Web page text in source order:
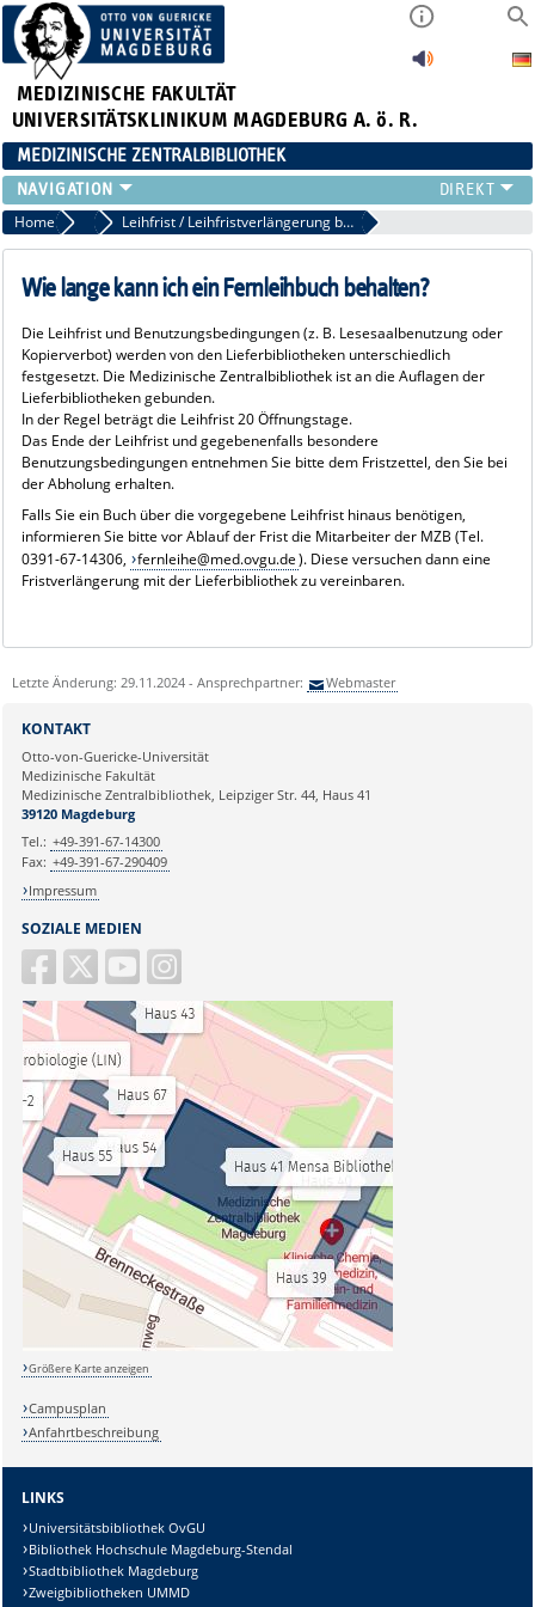
MEDIZINISCHE FAKULTÄT
UNIVERSITÄTSKLINIKUM MAGDEBURG A. ö. R.
MEDIZINISCHE ZENTRALBIBLIOTHEK
LITERATURSUCHE
SERVICE
INFORMATIONSKOMPETENZ
PUBLIZIEREN
NEU HIER?
SUCHE A-Z
Home FAQ Fernleihe Leihfrist / Leihfristverlängerung bei Buchlieferungen
Wie lange kann ich ein Fernleihbuch behalten?
Die Leihfrist und Benutzungsbedingungen (z. B. Lesesaalbenutzung oder
Kopierverbot) werden von den Lieferbibliotheken unterschiedlich
festgesetzt. Die Medizinische Zentralbibliothek ist an die Auflagen der
Lieferbibliotheken gebunden.
In der Regel beträgt die Leihfrist 20 Öffnungstage.
Das Ende der Leihfrist und gegebenenfalls besondere
Benutzungsbedingungen entnehmen Sie bitte dem Fristzettel, den Sie bei
der Abholung erhalten.
Falls Sie ein Buch über die vorgegebene Leihfrist hinaus benötigen,
informieren Sie bitte vor Ablauf der Frist die Mitarbeiter der MZB (Tel.
0391-67-14306,
fernleihe@med.ovgu.de). Diese versuchen dann eine
Fristverlängerung mit der Lieferbibliothek zu vereinbaren.
Letzte Änderung: 29.11.2024 - Ansprechpartner: Webmaster
SOZIALE MEDIEN
KONTAKT
Otto-von-Guericke-Universität
Medizinische Fakultät
Medizinische Zentralbibliothek, Leipziger Str. 44, Haus 41
39120 Magdeburg
Tel.: +49-391-67-14300
Fax: +49-391-67-290409
Impressum
Größere Karte anzeigen
Campusplan
Anfahrtbeschreibung
LINKS
Universitätsbibliothek OvGU
Bibliothek Hochschule Magdeburg-Stendal
Stadtbibliothek Magdeburg
Zweigbibliotheken UMMD